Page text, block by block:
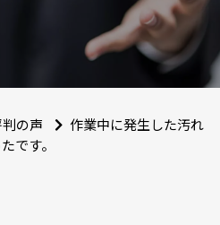
の声
作業中に発生した汚れ
です。